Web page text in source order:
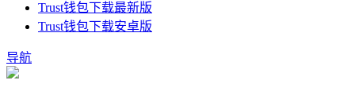
Trust钱包下载最新版
Trust钱包下载安卓版
导航